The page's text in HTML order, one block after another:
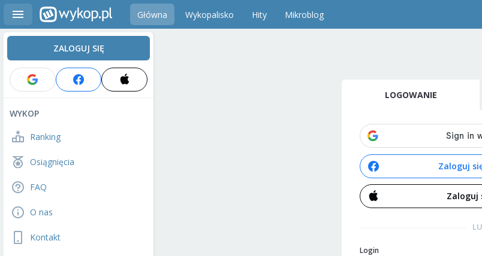
Główna Wykopalisko Hity Mikroblog
ZALOGUJ SIĘ
WYKOP
Ranking
Osiągnięcia
FAQ
O nas
Kontakt
LOGOWANIE
Zaloguj
Zaloguj
Login